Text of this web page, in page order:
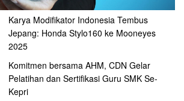
Karya Modifikator Indonesia Tembus
Jepang: Honda Stylo160 ke Mooneyes
2025
Komitmen bersama AHM, CDN Gelar
Pelatihan dan Sertifikasi Guru SMK Se-
Kepri